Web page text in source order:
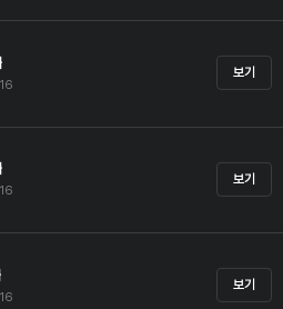
보기
보기
보기